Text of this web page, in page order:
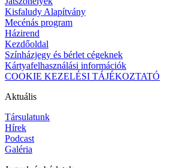
Kisfaludy Alapítvány
Mecénás program
Házirend
Kezdőoldal
Színházjegy és bérlet cégeknek
Kártyafelhasználási információk
COOKIE KEZELÉSI TÁJÉKOZTATÓ
Aktuális
Társulatunk
Hírek
Podcast
Galéria